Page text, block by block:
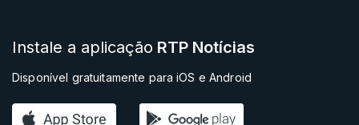
Instale a aplicação RTP Notícias
Disponível gratuitamente para iOS e Android